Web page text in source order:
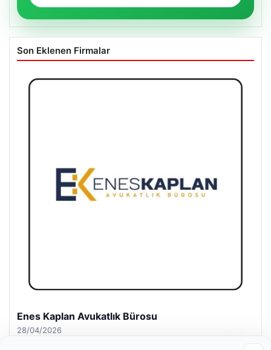
Son Eklenen Firmalar
Enes Kaplan Avukatlık Bürosu
28/04/2026